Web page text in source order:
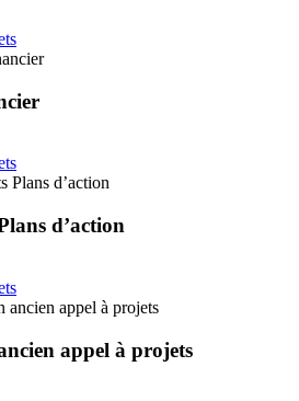
Plans d’action
d’action
ancien appel à projets
appel à projets